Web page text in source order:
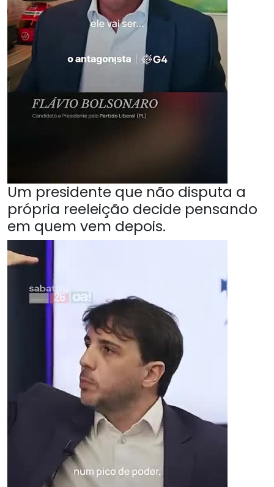
Um presidente que não disputa a
própria reeleição decide pensando
em quem vem depois.